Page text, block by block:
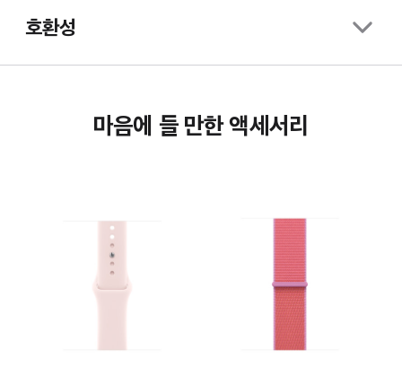
호환성
마음에 들 만한 액세서리